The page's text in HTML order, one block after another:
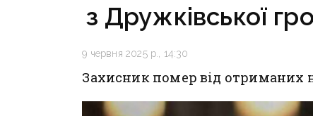
з Дружківської
9 червня 2025 р., 14:30
Захисник помер від отриманих